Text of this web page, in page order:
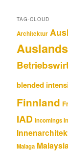
TAG-CLOUD
Architektur
blended
Finnland
IAD Incomings
Malaga